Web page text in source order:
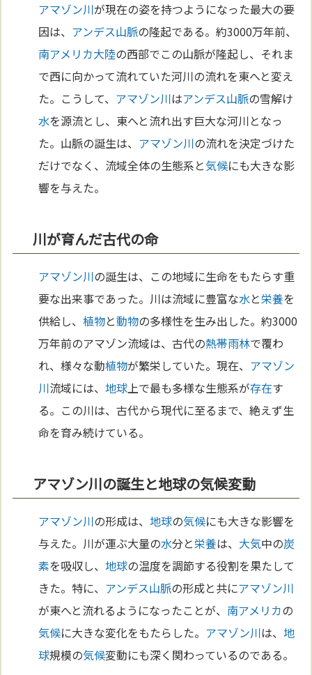
アマゾン川が現在の姿を持つようになった最大の要
因は、 アンデス山脈の隆起である。約3000万年前、
南アメリカ大陸の西部でこの山脈が隆起し、それま
で西に向かって流れていた河川の流れを東へと変え
た。こうして、 アマゾン川はアンデス山脈の雪解け
水を源流とし、東へと流れ出す巨大な河川となっ
た。山脈の誕生は、 アマゾン川の流れを決定づけた
だけでなく、流域全体の生態系と気候にも大きな影
響を与えた。
川が育んだ古代の命
アマゾン川の誕生は、この地域に生命をもたらす重
要な出来事であった。川は流域に豊富な水と栄養を
供給し、植物と動物の多様性を生み出した。約3000
万年前のアマゾン流域は、古代の熱帯雨林で覆わ
れ、様々な動植物が繁栄していた。現在、 アマゾン
川流域には、地球上で最も多様な生態系が存在す
る。この川は、古代から現代に至るまで、絶えず生
命を育み続けている。
アマゾン川の誕生と地球の気候変動
アマゾン川の形成は、地球の気候にも大きな影響を
与えた。川が運ぶ大量の水分と栄養は、 大気中の炭
素を吸収し、地球の温度を調節する役割を果たして
きた。特に、 アンデス山脈の形成と共にアマゾン川
が東へと流れるようになったことが、 南アメリカの
気候に大きな変化をもたらした。 アマゾン川は、地
球規模の気候変動にも深く関わっているのである。